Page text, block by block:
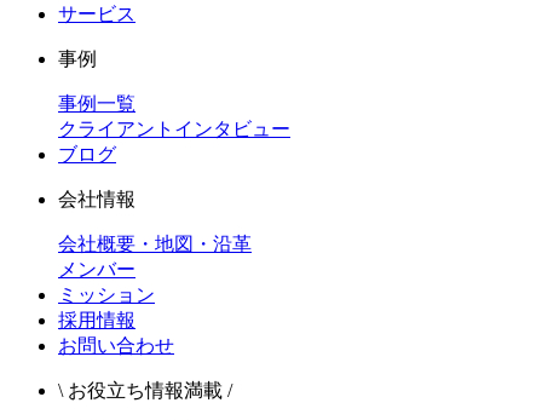
サービス
事例
事例一覧
クライアントインタビュー
ブログ
会社情報
会社概要・地図・沿革
メンバー
ミッション
採用情報
お問い合わせ
\ お役立ち情報満載 /